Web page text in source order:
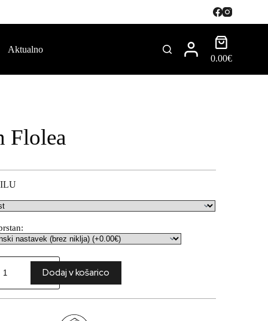
Aktualno
0.00€
Flolea
Dodaj v košarico